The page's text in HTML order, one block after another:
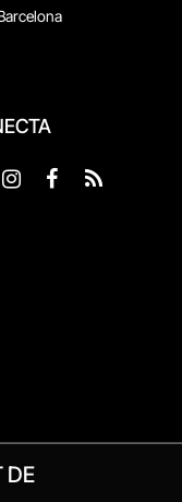
InstagramFacebook
RSS
DE